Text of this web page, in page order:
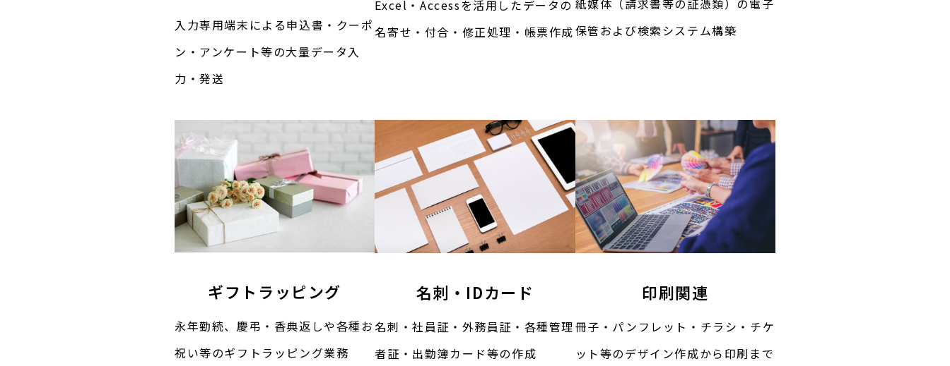
入力専用端末による申込書・クーポ
ン・アンケート等の大量データ入
力・発送
Excel・Accessを活用したデータの
名寄せ・付合・修正処理・帳票作成
紙媒体（請求書等の証憑類）の電子
保管および検索システム構築
ギフトラッピング
永年勤続、慶弔・香典返しや各種お
祝い等のギフトラッピング業務
名刺・IDカード
名刺・社員証・外務員証・各種管理
者証・出勤簿カード等の作成
印刷関連
冊子・パンフレット・チラシ・チケ
ット等のデザイン作成から印刷まで